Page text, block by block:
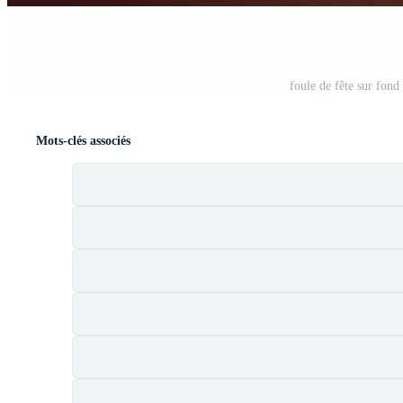
foule de fête sur fond
Mots-clés associés